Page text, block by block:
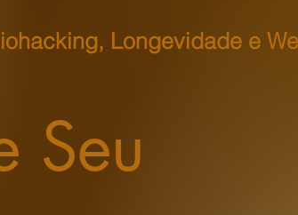
Longevidade e
Seu